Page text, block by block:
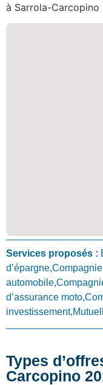
à Sarrola-Carcopino
Services proposés :
d’assurance
Types
Carcopino